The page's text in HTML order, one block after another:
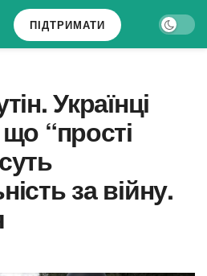
ПІДТРИМАТИ
Українці
“прості
за війну.